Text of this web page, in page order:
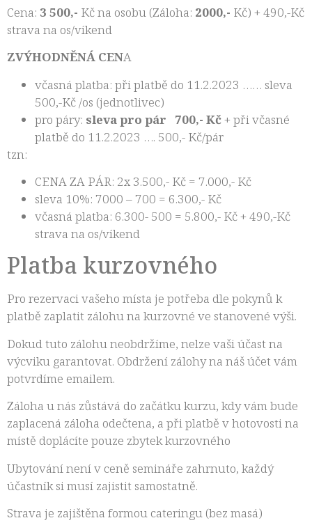
Cena: 3 500,- Kč na osobu (Záloha: 2000,- Kč) + 490,-Kč
strava na os/víkend
ZVÝHODNĚNÁ CENA
včasná platba: při platbě do 11.2.2023 …… sleva
500,-Kč /os (jednotlivec)
pro páry: sleva pro pár 700,- Kč+ při včasné
platbě do 11.2.2023 …. 500,- Kč/pár
tzn:
CENA ZA PÁR: 2x 3.500,- Kč = 7.000,- Kč
sleva 10%: 7000 – 700 = 6.300,- Kč
včasná platba: 6.300- 500 = 5.800,- Kč + 490,-Kč
strava na os/víkend
Platba kurzovného
Pro rezervaci vašeho místa je potřeba dle pokynů k
platbě zaplatit zálohu na kurzovné ve stanovené výši.
Dokud tuto zálohu neobdržíme, nelze vaši účast na
výcviku garantovat. Obdržení zálohy na náš účet vám
potvrdíme emailem.
Záloha u nás zůstává do začátku kurzu, kdy vám bude
zaplacená záloha odečtena, a při platbě v hotovosti na
místě doplácíte pouze zbytek kurzovného
Ubytování není v ceně semináře zahrnuto, každý
účastník si musí zajistit samostatně.
Strava je zajištěna formou cateringu (bez masá)